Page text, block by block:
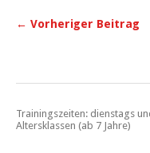
← Vorheriger Beitrag
Trainingszeiten: dienstags
Altersklassen (ab 7 Jahre)